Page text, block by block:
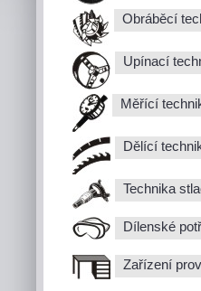
Obráběcí
Upínací
Měřící
Dělící
Technika
Dílenské
Zařízení